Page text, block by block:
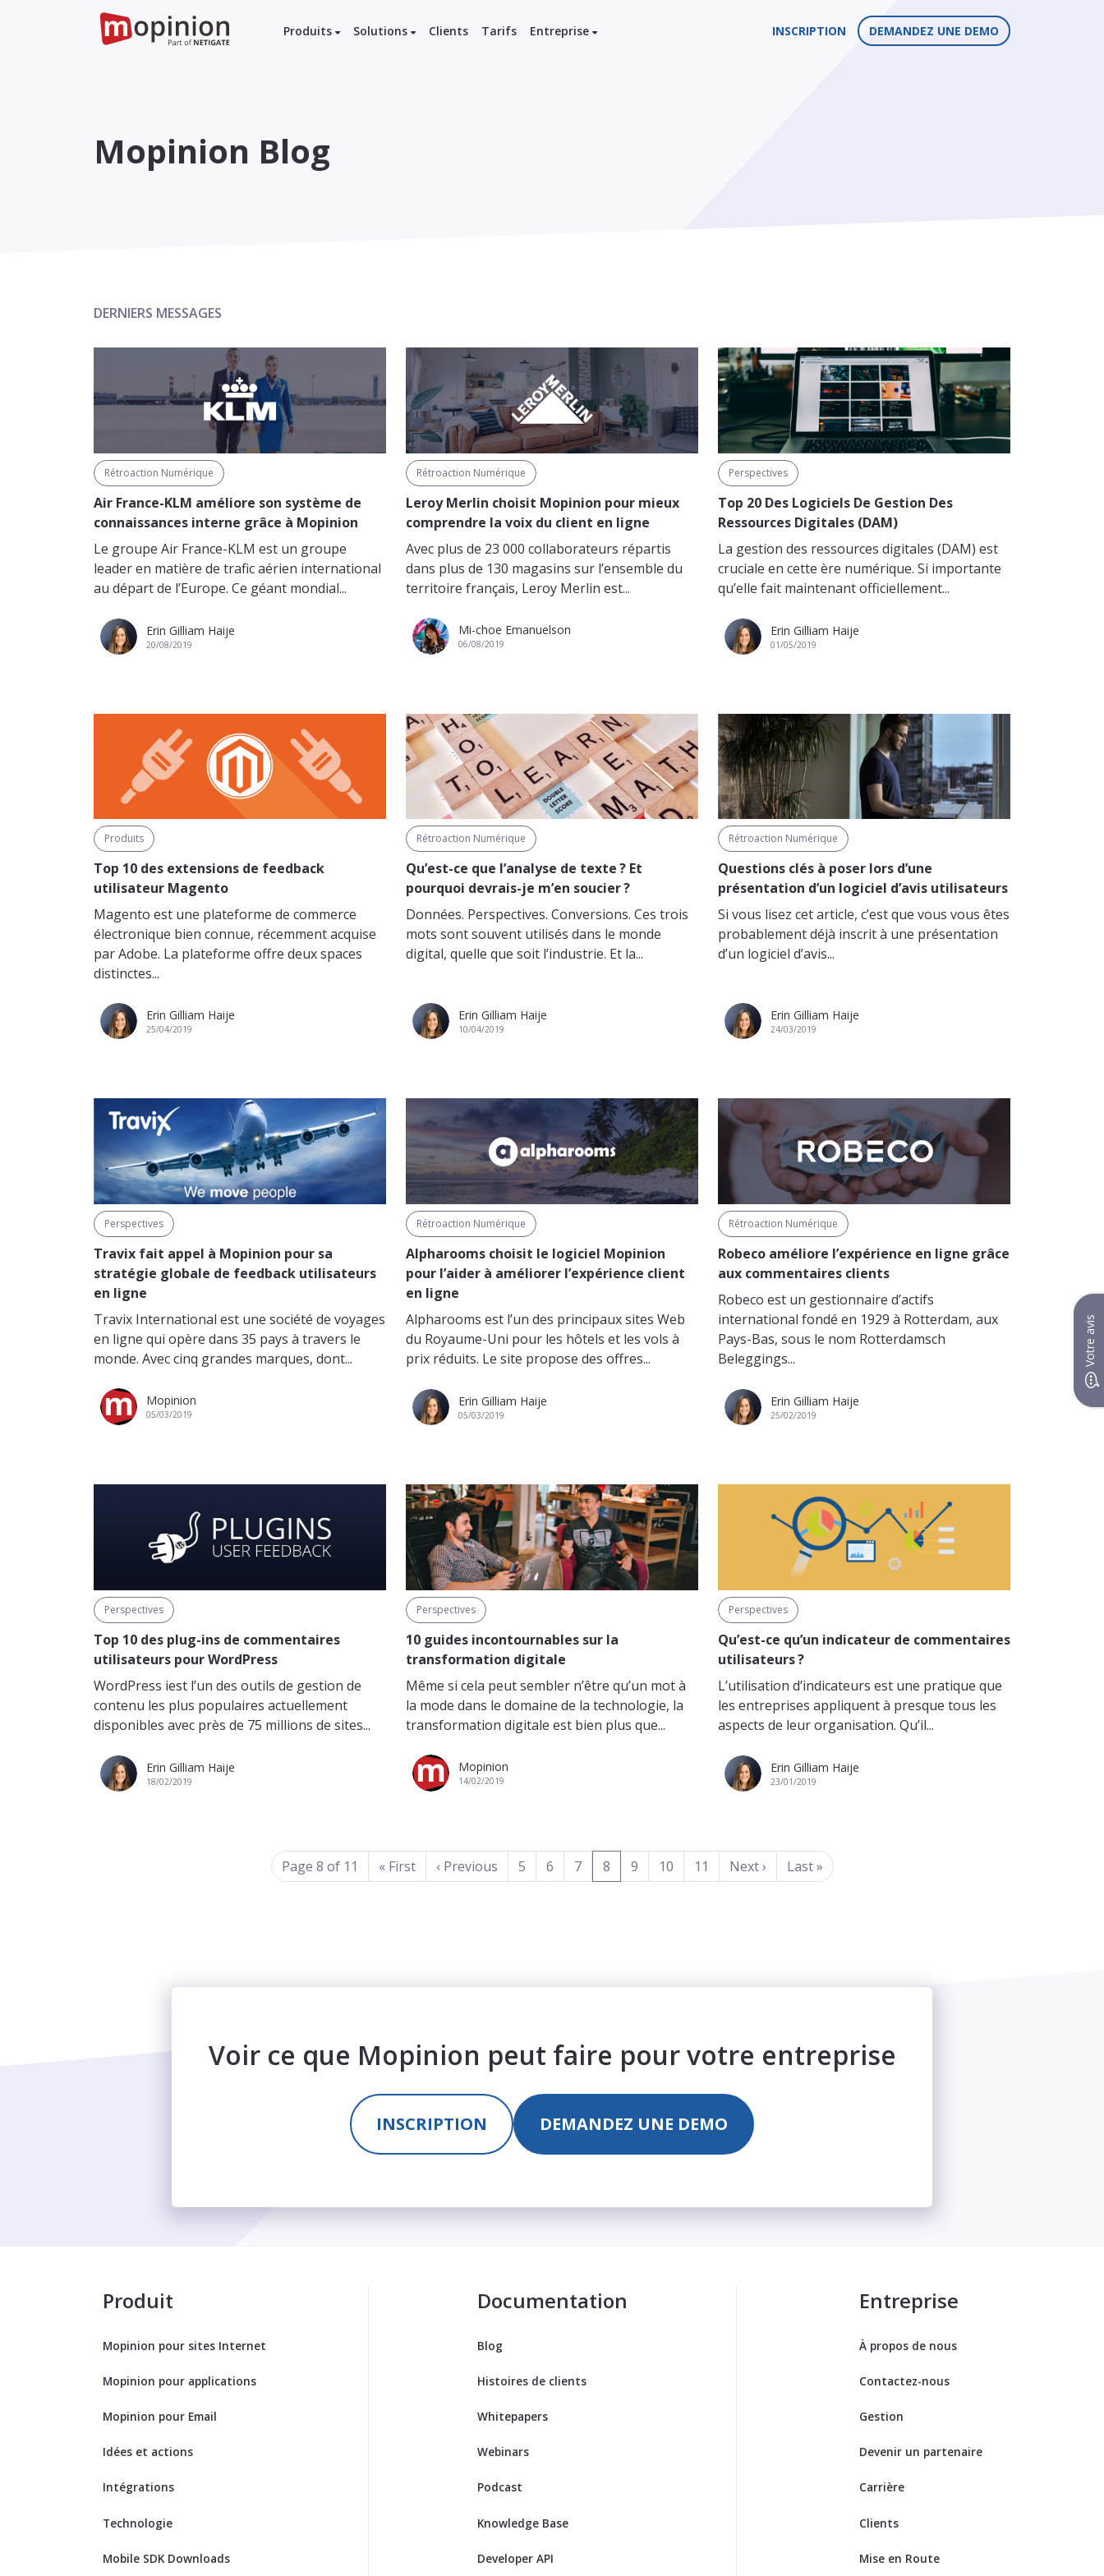
Produits Solutions Clients Tarifs Entreprise INSCRIPTION DEMANDEZ UNE DEMO
Mopinion Blog
DERNIERS MESSAGES
Rétroaction Numérique
Air France-KLM améliore son système de
connaissances interne grâce à Mopinion
Le groupe Air France-KLM est un groupe
leader en matière de trafic aérien international
au départ de l’Europe. Ce géant mondial...
Erin Gilliam Haije
20/08/2019
Rétroaction Numérique
Leroy Merlin choisit Mopinion pour mieux
comprendre la voix du client en ligne
Avec plus de 23 000 collaborateurs répartis
dans plus de 130 magasins sur l’ensemble du
territoire français, Leroy Merlin est...
Mi-choe Emanuelson
06/08/2019
Perspectives
Top 20 Des Logiciels De Gestion Des
Ressources Digitales (DAM)
La gestion des ressources digitales (DAM) est
cruciale en cette ère numérique. Si importante
qu’elle fait maintenant officiellement...
Erin Gilliam Haije
01/05/2019
Produits
Top 10 des extensions de feedback
utilisateur Magento
Magento est une plateforme de commerce
électronique bien connue, récemment acquise
par Adobe. La plateforme offre deux spaces
distinctes...
Erin Gilliam Haije
25/04/2019
Rétroaction Numérique
Qu’est-ce que l’analyse de texte ? Et
pourquoi devrais-je m’en soucier ?
Données. Perspectives. Conversions. Ces trois
mots sont souvent utilisés dans le monde
digital, quelle que soit l’industrie. Et la...
Erin Gilliam Haije
10/04/2019
Rétroaction Numérique
Questions clés à poser lors d’une
présentation d’un logiciel d’avis utilisateurs
Si vous lisez cet article, c’est que vous vous êtes
probablement déjà inscrit à une présentation
d’un logiciel d’avis...
Erin Gilliam Haije
24/03/2019
Perspectives
Travix fait appel à Mopinion pour sa
stratégie globale de feedback utilisateurs
en ligne
Travix International est une société de voyages
en ligne qui opère dans 35 pays à travers le
monde. Avec cinq grandes marques, dont...
Mopinion
05/03/2019
Rétroaction Numérique
Alpharooms choisit le logiciel Mopinion
pour l’aider à améliorer l’expérience client
en ligne
Alpharooms est l’un des principaux sites Web
du Royaume-Uni pour les hôtels et les vols à
prix réduits. Le site propose des offres...
Erin Gilliam Haije
05/03/2019
Rétroaction Numérique
Robeco améliore l’expérience en ligne grâce
aux commentaires clients
Robeco est un gestionnaire d’actifs
international fondé en 1929 à Rotterdam, aux
Pays-Bas, sous le nom Rotterdamsch
Beleggings...
Erin Gilliam Haije
25/02/2019
Perspectives
Top 10 des plug-ins de commentaires
utilisateurs pour WordPress
WordPress iest l’un des outils de gestion de
contenu les plus populaires actuellement
disponibles avec près de 75 millions de sites...
Erin Gilliam Haije
18/02/2019
Perspectives
10 guides incontournables sur la
transformation digitale
Même si cela peut sembler n’être qu’un mot à
la mode dans le domaine de la technologie, la
transformation digitale est bien plus que...
Mopinion
14/02/2019
Perspectives
Qu’est-ce qu’un indicateur de commentaires
utilisateurs ?
L’utilisation d’indicateurs est une pratique que
les entreprises appliquent à presque tous les
aspects de leur organisation. Qu’il...
Erin Gilliam Haije
23/01/2019
Page 8 of 11 «First ‹Previous 5 6 7 8(current)
9 10 11 Next› Last»
Voir ce que Mopinion peut faire pour votre entreprise
INSCRIPTION DEMANDEZ UNE DEMO
Produit
Mopinion pour sites Internet
Mopinion pour applications
Mopinion pour Email
Idées et actions
Intégrations
Technologie
Mobile SDK Downloads
Documentation
Blog
Histoires de clients
Whitepapers
Webinars
Podcast
Knowledge Base
Developer API
Entreprise
À propos de nous
Contactez-nous
Gestion
Devenir un partenaire
Carrière
Clients
Mise en Route
Votre avis